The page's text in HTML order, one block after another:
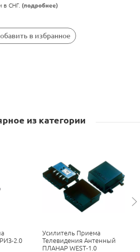
в СНГ. (подробнее)
в избранное
из категории
2.0
Усилитель Приема
Телевидения Антенный
ПЛАНАР WEST-1.0